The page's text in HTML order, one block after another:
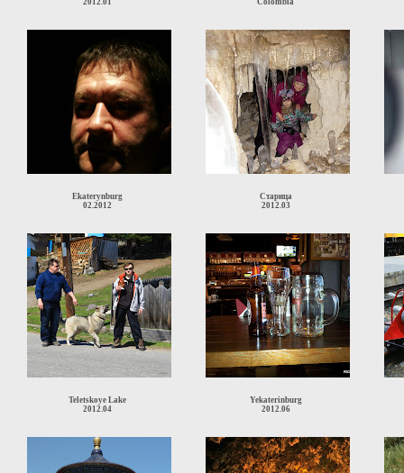
2012.01
Colombia
Ekaterynburg
02.2012
Старица
2012.03
Teletskoye Lake
2012.04
Yekaterinburg
2012.06